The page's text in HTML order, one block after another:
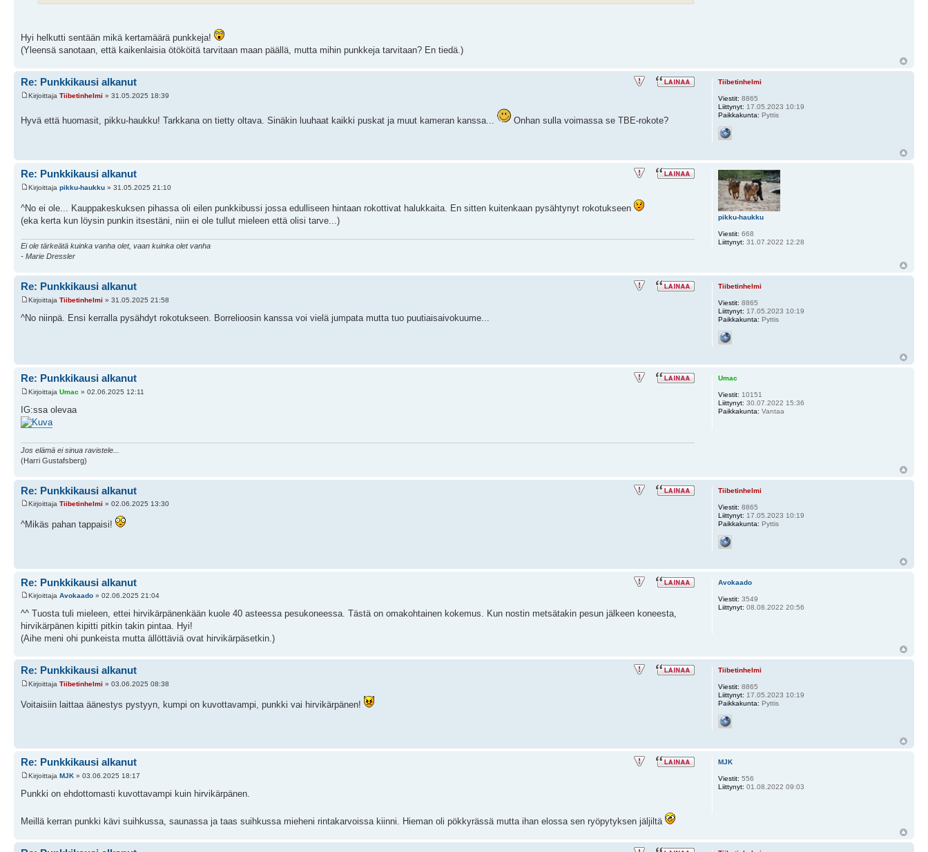
Hyi helkutti sentään mikä kertamäärä punkkeja!
(Yleensä sanotaan, että kaikenlaisia ötököitä tarvitaan maan päällä, mutta mihin punkkeja tarvitaan? En tiedä.)
Re: Punkkikausi alkanut
Kirjoittaja Tiibetinhelmi » 31.05.2025 18:39
Hyvä että huomasit, pikku-haukku! Tarkkana on tietty oltava. Sinäkin luuhaat kaikki puskat ja muut kameran kanssa... Onhan sulla voimassa se TBE-rokote?
Tiibetinhelmi
Viestit: 8865
Liittynyt: 17.05.2023 10:19
Paikkakunta: Pyttis
Re: Punkkikausi alkanut
Kirjoittaja pikku-haukku » 31.05.2025 21:10
^No ei ole... Kauppakeskuksen pihassa oli eilen punkkibussi jossa edulliseen hintaan rokottivat halukkaita. En sitten kuitenkaan pysähtynyt rokotukseen
(eka kerta kun löysin punkin itsestäni, niin ei ole tullut mieleen että olisi tarve...)
Ei ole tärkeätä kuinka vanha olet, vaan kuinka olet vanha
- Marie Dressler
pikku-haukku
Viestit: 668
Liittynyt: 31.07.2022 12:28
Re: Punkkikausi alkanut
Kirjoittaja Tiibetinhelmi » 31.05.2025 21:58
^No niinpä. Ensi kerralla pysähdyt rokotukseen. Borrelioosin kanssa voi vielä jumpata mutta tuo puutiaisaivokuume...
Tiibetinhelmi
Viestit: 8865
Liittynyt: 17.05.2023 10:19
Paikkakunta: Pyttis
Re: Punkkikausi alkanut
Kirjoittaja Umac » 02.06.2025 12:11
IG:ssa olevaa
Jos elämä ei sinua ravistele...
(Harri Gustafsberg)
Umac
Viestit: 10151
Liittynyt: 30.07.2022 15:36
Paikkakunta: Vantaa
Re: Punkkikausi alkanut
Kirjoittaja Tiibetinhelmi » 02.06.2025 13:30
^Mikäs pahan tappaisi!
Tiibetinhelmi
Viestit: 8865
Liittynyt: 17.05.2023 10:19
Paikkakunta: Pyttis
Re: Punkkikausi alkanut
Kirjoittaja Avokaado » 02.06.2025 21:04
^^ Tuosta tuli mieleen, ettei hirvikärpänenkään kuole 40 asteessa pesukoneessa. Tästä on omakohtainen kokemus. Kun nostin metsätakin pesun jälkeen koneesta,
hirvikärpänen kipitti pitkin takin pintaa. Hyi!
(Aihe meni ohi punkeista mutta ällöttäviä ovat hirvikärpäsetkin.)
Avokaado
Viestit: 3549
Liittynyt: 08.08.2022 20:56
Re: Punkkikausi alkanut
Kirjoittaja Tiibetinhelmi » 03.06.2025 08:38
Voitaisiin laittaa äänestys pystyyn, kumpi on kuvottavampi, punkki vai hirvikärpänen!
Tiibetinhelmi
Viestit: 8865
Liittynyt: 17.05.2023 10:19
Paikkakunta: Pyttis
Re: Punkkikausi alkanut
Kirjoittaja MJK » 03.06.2025 18:17
Punkki on ehdottomasti kuvottavampi kuin hirvikärpänen.
Meillä kerran punkki kävi suihkussa, saunassa ja taas suihkussa mieheni rintakarvoissa kiinni. Hieman oli pökkyrässä mutta ihan elossa sen ryöpytyksen jäljiltä
MJK
Viestit: 556
Liittynyt: 01.08.2022 09:03